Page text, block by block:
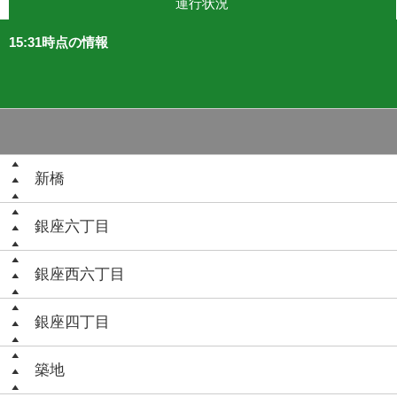
運行状況
15:31時点の情報
新橋
銀座六丁目
銀座西六丁目
銀座四丁目
築地